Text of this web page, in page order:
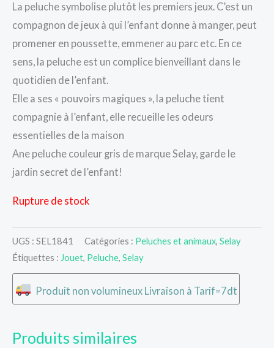
La peluche symbolise plutôt les premiers jeux. C’est un
compagnon de jeux à qui l’enfant donne à manger, peut
promener en poussette, emmener au parc etc. En ce
sens, la peluche est un complice bienveillant dans le
quotidien de l’enfant.
Elle a ses « pouvoirs magiques », la peluche tient
compagnie à l’enfant, elle recueille les odeurs
essentielles de la maison
Ane peluche couleur gris de marque Selay, garde le
jardin secret de l’enfant!
Rupture de stock
UGS : SEL1841 Catégories : Peluches et animaux, Selay
Étiquettes : Jouet, Peluche, Selay
Produit non volumineux Livraison à Tarif=7dt
Produits similaires